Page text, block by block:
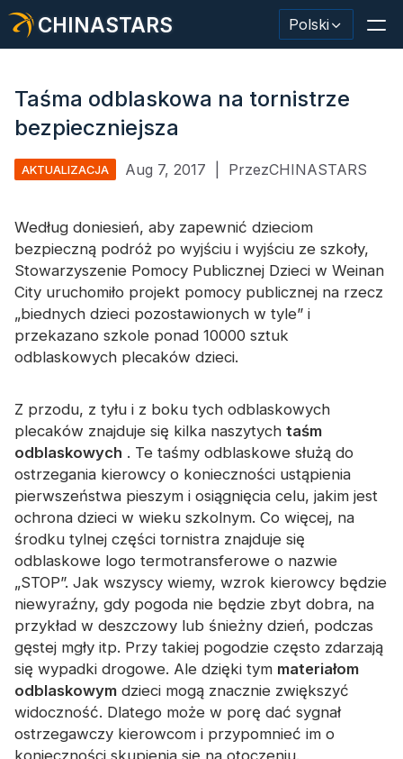
CHINASTARS Polski
Odzież ochronna
Materiał świecący w ciemności
Przemysłowe mycie wykończeniowe
Informacje o CHINASTARS
Certyfikat
Katalog
Wideo
Kontakt
Taśma odblaskowa na tornistrze
bezpieczniejsza
AKTUALIZACJA Aug 7, 2017 PrzezCHINASTARS
Według doniesień, aby zapewnić dzieciom
bezpieczną podróż po wyjściu i wyjściu ze szkoły,
Stowarzyszenie Pomocy Publicznej Dzieci w Weinan
City uruchomiło projekt pomocy publicznej na rzecz
„biednych dzieci pozostawionych w tyle” i
przekazano szkole ponad 10000 sztuk
odblaskowych plecaków dzieci.
Z przodu, z tyłu i z boku tych odblaskowych
plecaków znajduje się kilka naszytych taśm
odblaskowych . Te taśmy odblaskowe służą do
ostrzegania kierowcy o konieczności ustąpienia
pierwszeństwa pieszym i osiągnięcia celu, jakim jest
ochrona dzieci w wieku szkolnym. Co więcej, na
środku tylnej części tornistra znajduje się
odblaskowe logo termotransferowe o nazwie
„STOP”. Jak wszyscy wiemy, wzrok kierowcy będzie
niewyraźny, gdy pogoda nie będzie zbyt dobra, na
przykład w deszczowy lub śnieżny dzień, podczas
gęstej mgły itp. Przy takiej pogodzie często zdarzają
się wypadki drogowe. Ale dzięki tym materiałom
odblaskowym dzieci mogą znacznie zwiększyć
widoczność. Dlatego może w porę dać sygnał
ostrzegawczy kierowcom i przypomnieć im o
konieczności skupienia się na otoczeniu.